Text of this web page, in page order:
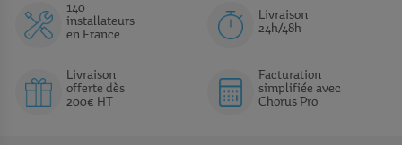
140
installateurs
en France
Livraison
24h/48h
Livraison
offerte dès
200€ HT
Facturation
simplifiée avec
Chorus Pro